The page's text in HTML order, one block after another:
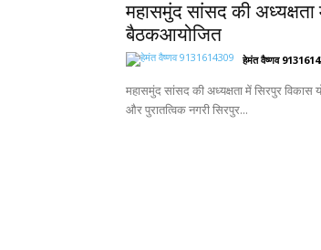
महासमुंद सांसद की
बैठकआयोजित
हेमंत वैष्णव
महासमुंद सांसद की अध्यक्षता में सिरपुर
और पुरातत्विक नगरी सिरपुर...